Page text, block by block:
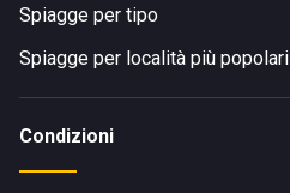
Spiagge per tipo
Spiagge per località più popolari
Condizioni